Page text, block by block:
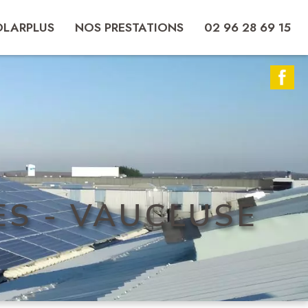
NOS PRESTATIONS 02 96 28 69 15
- VAUCLUSE